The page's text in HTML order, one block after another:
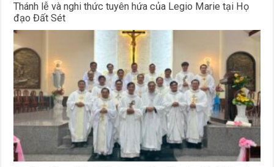
Thánh lễ và nghi thức tuyên hứa của Legio Marie tại Họ
đạo Đất Sét